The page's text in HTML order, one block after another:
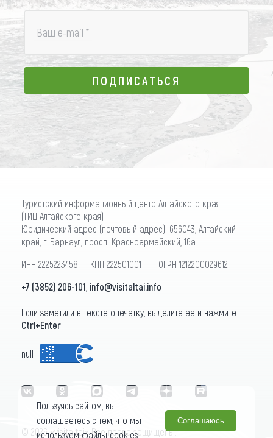
Ваш e-mail *
ПОДПИСАТЬСЯ
ПОДПИСАТЬСЯ
Туристский информационный центр Алтайского края
(ТИЦ Алтайского края)
Юридический адрес (почтовый адрес): 656043, Алтайский
край, г. Барнаул, просп. Красноармейский, 16а
ИНН 2225223458 КПП 222501001 ОГРН 1212200029612
+7 (3852) 206-101 info@visitaltai.info
Если заметили в тексте опечатку, выделите её и нажмите
Ctrl+Enter
null
© 2026 «visitaltai» Все права защищены.
Пользуясь сайтом, вы
соглашаетесь с тем, что мы
используем файлы cookies.
Соглашаюсь